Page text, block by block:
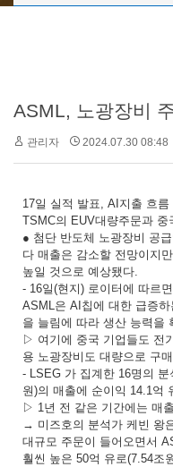
관리자 2024.07.30 08:48
17일 실적 발표, AI지출 흐
TSMC의 EUV대량주문과
● 첨단 반도체 노광장비 공
다 매출은 감소할 전망이지
높일 것으로 예상됐다.
- 16일(현지) 로이터에 따르
ASML은 AI칩에 대한 급증
을 늘림에 따라 생산 능력을
▷ 여기에 중국 기업들도 전
용 노광장비도 대량으로 구
- LSEG 가 집계한 16명의
원)의 매출에 순이익 14.1억
▷ 1년 전 같은 기간에는 매
→ 미즈호의 분석가 케빈 왕
대규모 주문이 들어오면서
훨씬 높은 50억 유로(7.54조